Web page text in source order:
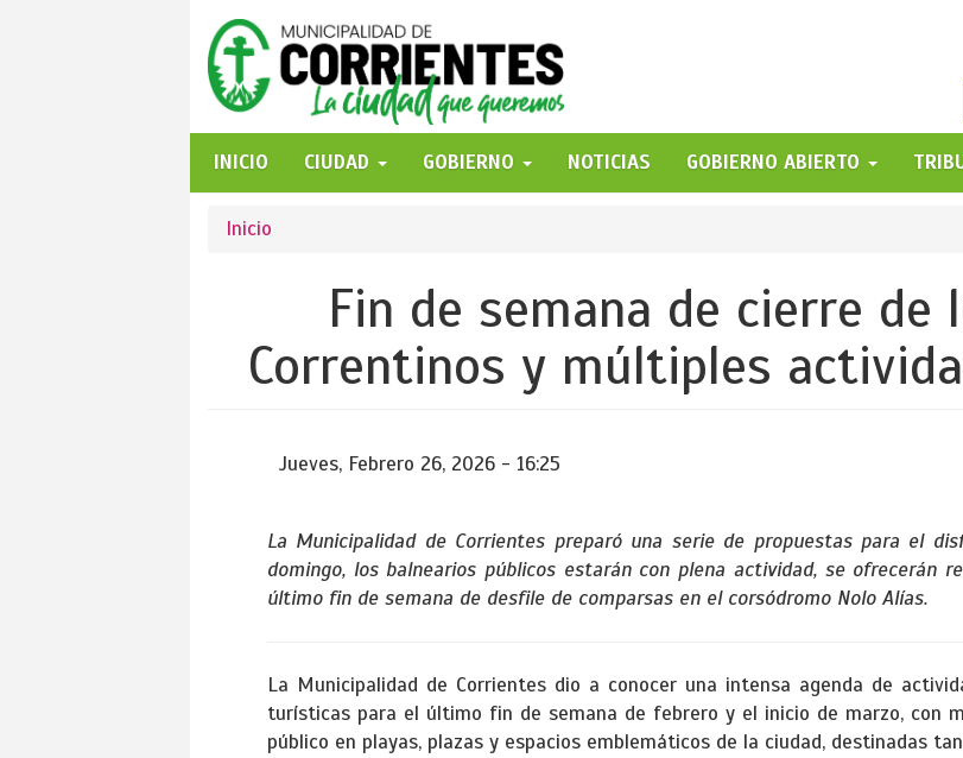
INICIO
CIUDAD GOBIERNO NOTICIAS GOBIERNO ABIERTO
Se
encuentra
aquí
Inicio
Fin de semana de cierre de
Correntinos y múltiples
Jueves, Febrero 26, 2026 - 16:25
La Municipalidad de Corrientes preparó una serie de propuestas para el
domingo, los balnearios públicos estarán con plena actividad, se ofrecerán
último fin de semana de desfile de comparsas en el corsódromo Nolo Alías.
La Municipalidad de Corrientes dio a conocer una intensa agenda de
turísticas para el último fin de semana de febrero y el inicio de marzo, con
público en playas, plazas y espacios emblemáticos de la ciudad, destinadas